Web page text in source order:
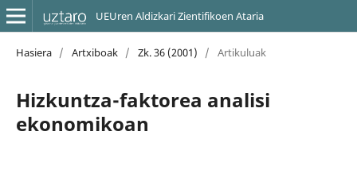
UEUren Aldizkari Zientifikoen Ataria
Hasiera / Artxiboak / Zk. 36 (2001) / Artikuluak
Hizkuntza-faktorea analisi
ekonomikoan